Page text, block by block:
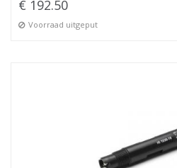
€ 192.50
Voorraad uitgeput